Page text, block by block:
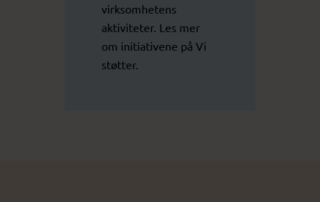
virksomhetens
aktiviteter. Les mer
om initiativene på Vi
støtter.